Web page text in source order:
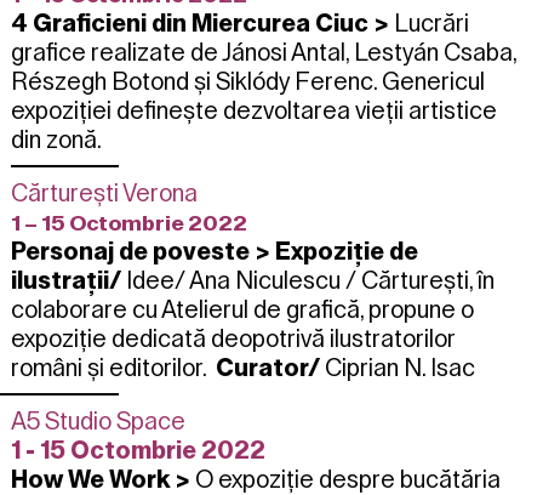
4 Graficieni din Miercurea Ciuc > Lucrări
grafice realizate de Jánosi Antal, Lestyán Csaba,
Részegh Botond și Siklódy Ferenc. Genericul
expoziției definește dezvoltarea vieții artistice
din zonă.
Cărturești Verona
1 – 15 Octombrie 2022
Personaj de poveste > Expoziție de
ilustrații/ Idee/ Ana Niculescu / Cărturești,în
colaborare cuAtelierul de grafică, propune o
expoziție dedicată deopotrivă ilustratorilor
români și editorilor. Curator/Ciprian N. Isac
A5 Studio Space
1 - 15 Octombrie 2022
How We Work > O expoziție despre bucătăria